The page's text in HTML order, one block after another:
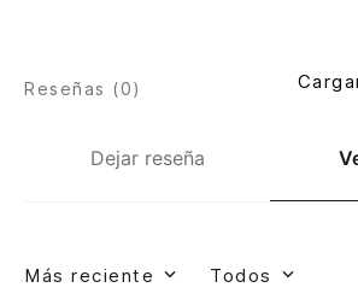
Dejar reseña
Reseñas (0)
Más reciente Todos